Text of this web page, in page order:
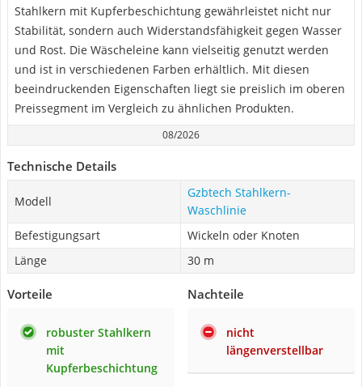
Stahlkern mit Kupferbeschichtung gewährleistet nicht nur
Stabilität, sondern auch Widerstandsfähigkeit gegen Wasser
und Rost. Die Wäscheleine kann vielseitig genutzt werden
und ist in verschiedenen Farben erhältlich. Mit diesen
beeindruckenden Eigenschaften liegt sie preislich im oberen
Preissegment im Vergleich zu ähnlichen Produkten.
08/2026
Technische Details
Modell
Gzbtech Stahlkern-
Waschlinie
Befestigungsart
Wickeln oder Knoten
Länge
30 m
Vorteile
robuster Stahlkern
mit
Kupferbeschichtung
Nachteile
nicht
längenverstellbar